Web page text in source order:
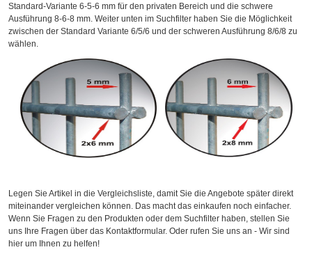
Standard-Variante 6-5-6 mm für den privaten Bereich und die schwere
Ausführung 8-6-8 mm. Weiter unten im Suchfilter haben Sie die Möglichkeit
zwischen der Standard Variante 6/5/6 und der schweren Ausführung 8/6/8 zu
wählen.
Legen Sie Artikel in die Vergleichsliste, damit Sie die Angebote später direkt
miteinander vergleichen können. Das macht das einkaufen noch einfacher.
Wenn Sie Fragen zu den Produkten oder dem Suchfilter haben, stellen Sie
uns Ihre Fragen über das Kontaktformular. Oder rufen Sie uns an - Wir sind
hier um Ihnen zu helfen!